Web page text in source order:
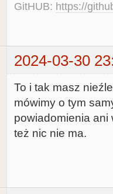
GitHUB: https://
2024-03-30
To i tak masz
mówimy o tym
powiadomienia ani
też nic nie ma.